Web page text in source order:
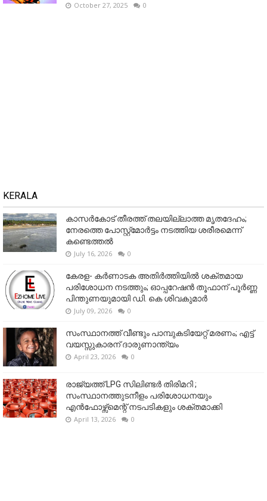
October 27, 2025 0
KERALA
കാസർകോട് തീരത്ത് തലയില്ലാത്ത മൃതദേഹം;
നേരത്തെ പോസ്റ്റ്‌മോർട്ടം നടത്തിയ ശരീരമെന്ന്
കണ്ടെത്തൽ
July 16, 2026 0
കേരള- കർണാടക അതിർത്തിയിൽ ശക്തമായ
പരിശോധന നടത്തും; ഓപ്പറേഷൻ തൂഫാന് പൂർണ്ണ
പിന്തുണയുമായി ഡി. കെ ശിവകുമാർ
July 09, 2026 0
സംസ്ഥാനത്ത് വീണ്ടും പാമ്പുകടിയേറ്റ് മരണം; എട്ട്
വയസ്സുകാരന് ദാരുണാന്ത്യം
April 23, 2026 0
രാജ്യത്ത് LPG സിലിണ്ടർ തിരിമറി ;
സംസ്ഥാനത്തുടനീളം പരിശോധനയും
എൻഫോഴ്സ്മെന്റ് നടപടികളും ശക്തമാക്കി
April 13, 2026 0